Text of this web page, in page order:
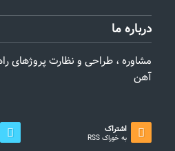
درباره ما
مشاوره ، طراحی و نظارت پروژهای
آهن
اشتراک
به خوراک RSS